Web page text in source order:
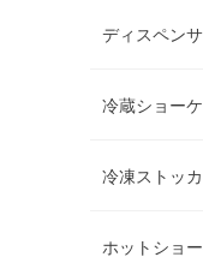
ディスペン
冷蔵ショー
冷凍ストッ
ホットショ